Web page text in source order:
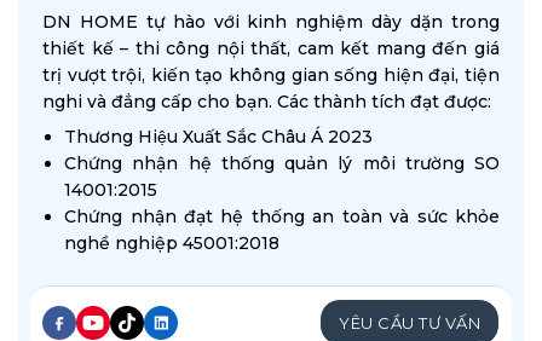
DN HOME tự hào với kinh nghiệm dày dặn trong
thiết kế – thi công nội thất, cam kết mang đến giá
trị vượt trội, kiến tạo không gian sống hiện đại, tiện
nghi và đẳng cấp cho bạn. Các thành tích đạt được:
Thương Hiệu Xuất Sắc Châu Á 2023
Chứng nhận hệ thống quản lý môi trường SO
14001:2015
Chứng nhận đạt hệ thống an toàn và sức khỏe
nghề nghiệp 45001:2018
YÊU CẦU TƯ VẤN